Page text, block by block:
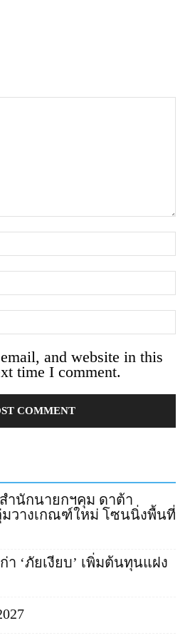
and website in this
time I comment.
ำนักนายกฯคุม ดาต้า
มวางเกณฑ์ใหม่ โซนนิ่งพื้นที่
า ‘ภัยเงียบ’ เพิ่มต้นทุนแฝง